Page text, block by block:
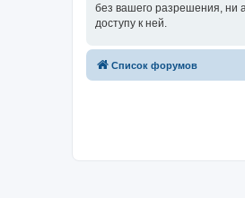
без вашего разрешения, ни
доступу к ней.
Список форумов